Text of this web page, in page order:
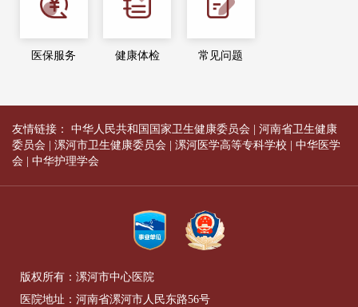
医保服务 健康体检 常见问题
友情链接： 中华人民共和国国家卫生健康委员会
河南省卫生健康
委员会
漯河市卫生健康委员会 漯河医学高等专科学校
中华医学
会
中华护理学会
版权所有：漯河市中心医院
医院地址：河南省漯河市人民东路56号